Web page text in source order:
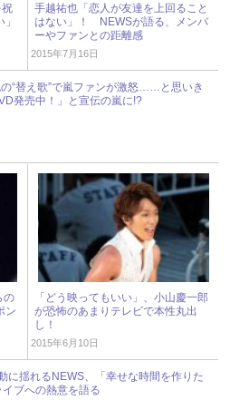
手越祐也「恋人が友達を上回ること
はない」！ NEWSが語る、メンバ
ーやファンとの距離感
2015年7月16日
“替え歌”で嵐ファンが激怒……と思いき
発売中！」と宣伝の嵐に!?
の
ン
「どう映ってもいい」、小山慶一郎
が恐怖のあまりテレビで本性丸出
し！
2015年6月10日
に揺れるNEWS、「幸せな時間を作りた
ブへの熱意を語る